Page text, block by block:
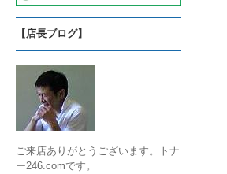
【店長ブログ】
ご来店ありがとうございます。トナ
ー246.comです。